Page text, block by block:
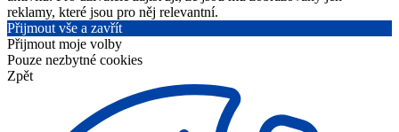
reklamy, které jsou pro něj relevantní.
Přijmout vše a zavřít
Přijmout moje volby
Pouze nezbytné cookies
Zpět